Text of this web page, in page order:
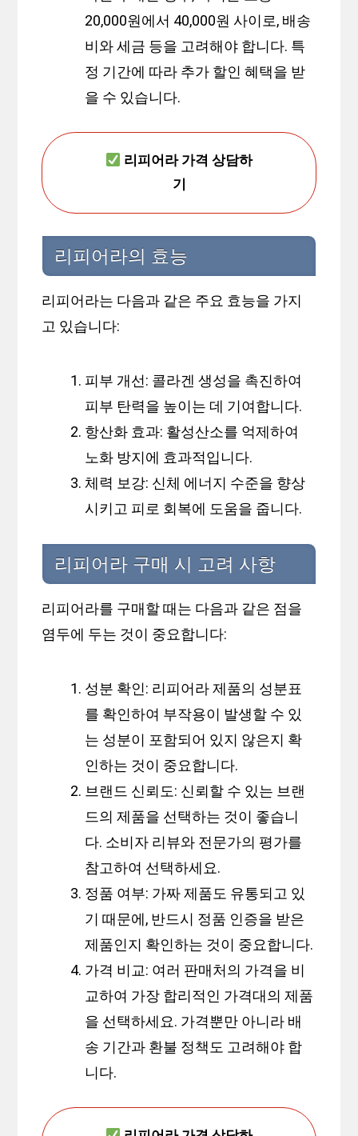
20,000원에서 40,000원 사이로, 배송
비와 세금 등을 고려해야 합니다. 특
정 기간에 따라 추가 할인 혜택을 받
을 수 있습니다.
리피어라 가격 상담하
기
리피어라의 효능
리피어라는 다음과 같은 주요 효능을 가지
고 있습니다:
피부 개선: 콜라겐 생성을 촉진하여
피부 탄력을 높이는 데 기여합니다.
항산화 효과: 활성산소를 억제하여
노화 방지에 효과적입니다.
체력 보강: 신체 에너지 수준을 향상
시키고 피로 회복에 도움을 줍니다.
리피어라 구매 시 고려 사항
리피어라를 구매할 때는 다음과 같은 점을
염두에 두는 것이 중요합니다:
성분 확인: 리피어라 제품의 성분표
를 확인하여 부작용이 발생할 수 있
는 성분이 포함되어 있지 않은지 확
인하는 것이 중요합니다.
브랜드 신뢰도: 신뢰할 수 있는 브랜
드의 제품을 선택하는 것이 좋습니
다. 소비자 리뷰와 전문가의 평가를
참고하여 선택하세요.
정품 여부: 가짜 제품도 유통되고 있
기 때문에, 반드시 정품 인증을 받은
제품인지 확인하는 것이 중요합니다.
가격 비교: 여러 판매처의 가격을 비
교하여 가장 합리적인 가격대의 제품
을 선택하세요. 가격뿐만 아니라 배
송 기간과 환불 정책도 고려해야 합
니다.